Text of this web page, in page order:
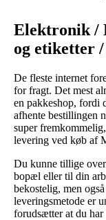
Elektronik /
og etiketter
De fleste internet
for fragt. Det mest
en pakkeshop, fordi
afhente bestillingen
super
levering ved køb af
Du kunne tillige
bopæl eller til din
bekostelig, men
leveringsmetode er
forudsætter at du